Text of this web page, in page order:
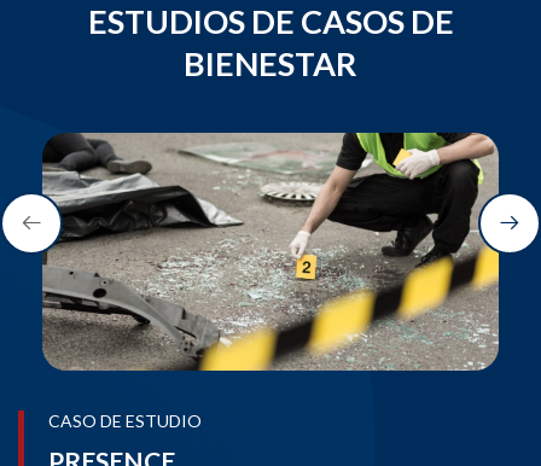
ESTUDIOS DE CASOS DE
BIENESTAR
CASO DE ESTUDIO